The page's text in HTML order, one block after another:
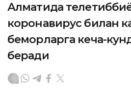
Алматида
коронавирус билан
беморларга кеча-
беради